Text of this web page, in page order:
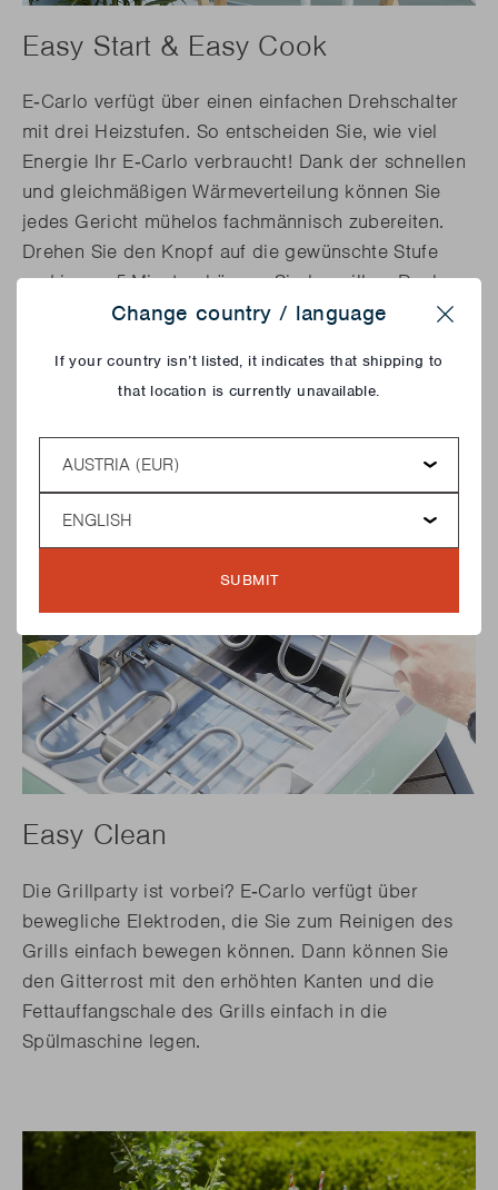
Easy Start & Easy Cook
E‑Carlo verfügt über einen einfachen Drehschalter
mit drei Heizstufen. So entscheiden Sie, wie viel
Energie Ihr E‑Carlo verbraucht! Dank der schnellen
und gleichmäßigen Wärmeverteilung können Sie
jedes Gericht mühelos fachmännisch zubereiten.
Drehen Sie den Knopf auf die gewünschte Stufe
und in nur 5 Minuten können Sie losgrillen. Dank
des 1,5 m langen Kabels können Sie den Grill
einer praktischen Tragetasche geliefert, damit Sie
ihn überallhin mitnehmen können.
Easy Clean
Die Grillparty ist vorbei? E‑Carlo verfügt über
bewegliche Elektroden, die Sie zum Reinigen des
Grills einfach bewegen können. Dann können Sie
den Gitterrost mit den erhöhten Kanten und die
Fettauffangschale des Grills einfach in die
Spülmaschine legen.
Change country / language
If your country isn’t listed, it indicates that shipping to
that location is currently unavailable.
Country
Language
SUBMIT